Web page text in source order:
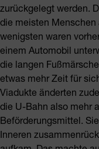
zurückgelegt werden.
die meisten Menschen
wenigsten waren
einem Automobil
die langen
etwas mehr Zeit für
Viadukte änderten
die U-Bahn also mehr
Beförderungsmittel.
Inneren